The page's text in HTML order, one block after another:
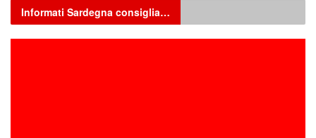
Informati Sardegna consiglia…